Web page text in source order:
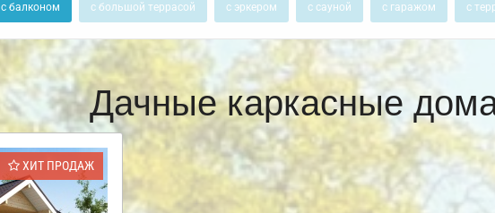
с балконом с большой террасой с эркером с сауной с гаражом с
Дачные каркасные
ХИТ ПРОДАЖ